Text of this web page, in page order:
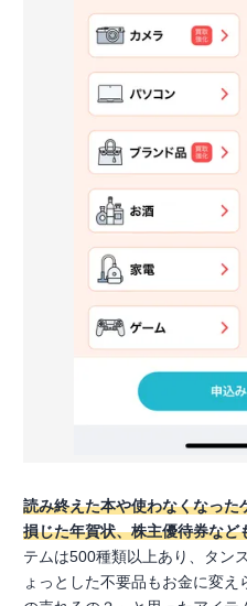
読み終えた本や使わなくなっ
損じた年賀状、株主優待券など
テムは500種類以上あり、タン
ょっとした不要品もお金に変